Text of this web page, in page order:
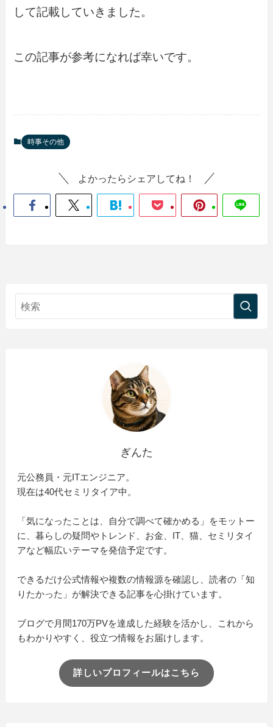
して記載していきました。
この記事が参考になれば幸いです。
時事その他
よかったらシェアしてね！
ぎんた
元公務員・元ITエンジニア。
現在は40代セミリタイア中。
「気になったことは、自分で調べて確かめる」をモットー
に、暮らしの疑問やトレンド、お金、IT、猫、セミリタイ
アなど幅広いテーマを発信予定です。
できるだけ公式情報や複数の情報源を確認し、読者の「知
りたかった」が解決できる記事を心掛けています。
ブログで月間170万PVを達成した経験を活かし、これから
もわかりやすく、役立つ情報をお届けします。
詳しいプロフィールはこちら